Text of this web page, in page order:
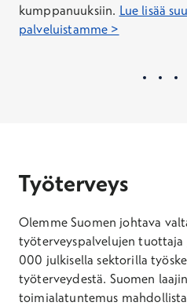
kumppanuuksiin. Lue lisää
palveluistamme >
Työterveys
Olemme Suomen johtava
työterveyspalvelujen tuottaja
000 julkisella sektorilla
työterveydestä. Suomen
toimialatuntemus